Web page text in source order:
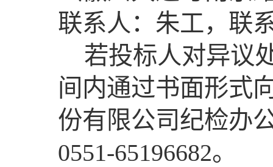
联系人：朱工，联
若投标人对异议
间内通过书面形式
份有限公司纪检办
0551-65196682。